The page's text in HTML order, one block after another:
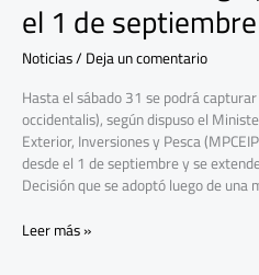
el 1 de
Noticias/Deja un comentario
Hasta el sábado 31 se podrá
occidentalis), según dispuso el
Exterior, Inversiones y Pesca
desde el 1 de septiembre y se
Decisión que se adoptó luego de una
Leer más »